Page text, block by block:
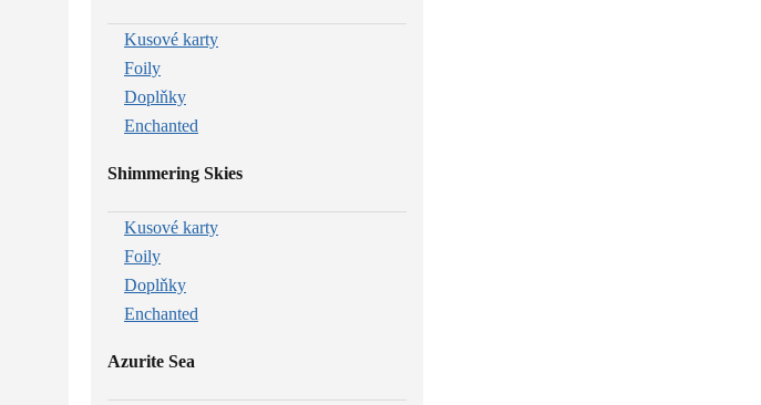
Kusové karty
Foily
Doplňky
Enchanted
Shimmering Skies
Kusové karty
Foily
Doplňky
Enchanted
Azurite Sea